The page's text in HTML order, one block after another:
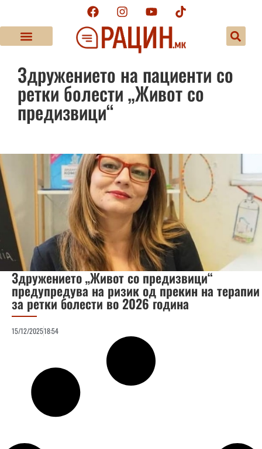
Здружението на пациенти со
ретки болести „Живот со
предизвици“
Здружението „Живот со предизвици“
предупредува на ризик од прекин на терапии
за ретки болести во 2026 година
15/12/202518:54